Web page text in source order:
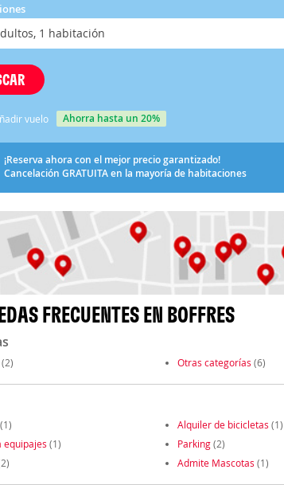
vuelo ahorra hasta un 20%
¡Reserva ahora con el mejor precio garantizado!
Cancelación GRATUITAen la mayoría de habitaciones
FRECUENTES EN BOFFRES
(2) Otras categorías (6)
Alquiler de bicicletas (1)
equipajes (1) Parking(2)
Admite Mascotas (1)